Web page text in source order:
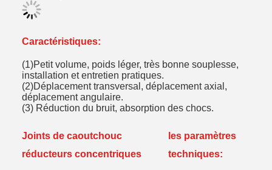
Caractéristiques:
(1)Petit volume, poids léger, très bonne souplesse,
installation et entretien pratiques.
(2)Déplacement transversal, déplacement axial,
déplacement angulaire.
(3) Réduction du bruit, absorption des chocs.
Joints de caoutchouc
réducteurs concentriques
les paramètres
techniques: